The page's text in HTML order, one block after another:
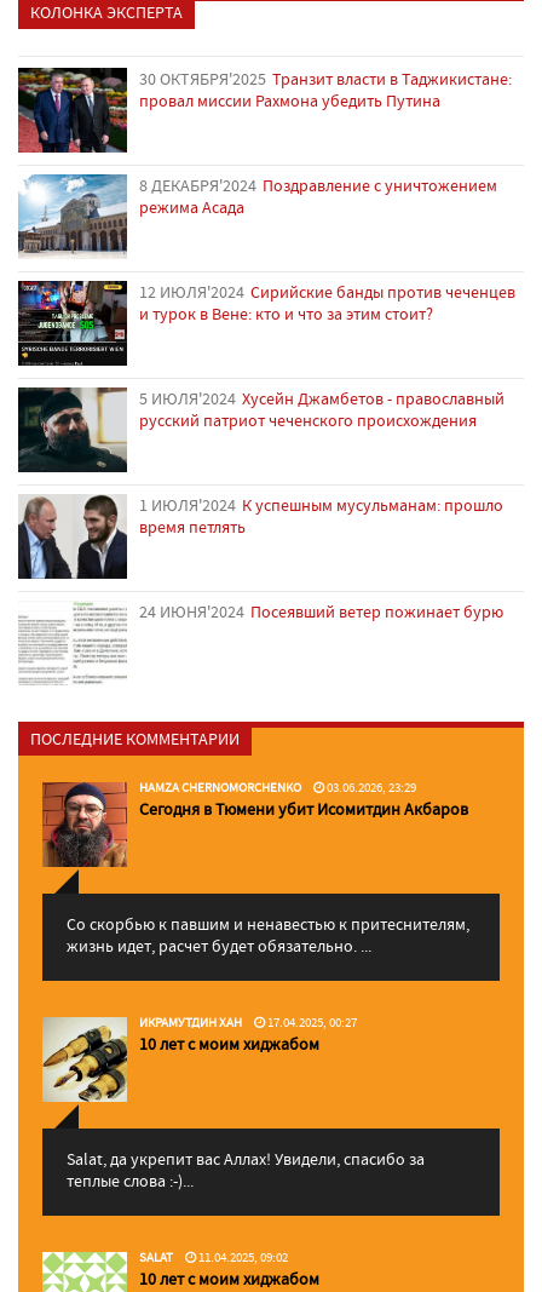
КОЛОНКА ЭКСПЕРТА
30 ОКТЯБРЯ'2025 Транзит власти в Таджикистане:
провал миссии Рахмона убедить Путина
8 ДЕКАБРЯ'2024 Поздравление с уничтожением
режима Асада
12 ИЮЛЯ'2024 Сирийские банды против чеченцев
и турок в Вене: кто и что за этим стоит?
5 ИЮЛЯ'2024 Хусейн Джамбетов - православный
русский патриот чеченского происхождения
1 ИЮЛЯ'2024 К успешным мусульманам: прошло
время петлять
24 ИЮНЯ'2024 Посеявший ветер пожинает бурю
ПОСЛЕДНИЕ КОММЕНТАРИИ
HAMZA CHERNOMORCHENKO 03.06.2026, 23:29
Сегодня в Тюмени убит Исомитдин Акбаров
Со скорбью к павшим и ненавестью к притеснителям,
жизнь идет, расчет будет обязательно. ...
ИКРАМУТДИН ХАН 17.04.2025, 00:27
10 лет с моим хиджабом
Salat, да укрепит вас Аллаx! Увидели, спасибо за
теплые слова :-)...
SALAT 11.04.2025, 09:02
10 лет с моим хиджабом